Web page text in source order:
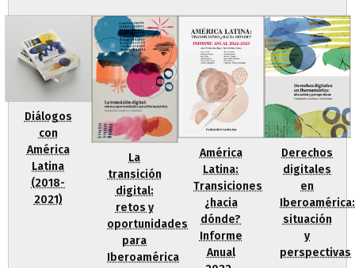
Diálogos
con
América
Latina
(2018-
2021)
La
transición
digital:
retos y
oportunidades
para
Iberoamérica
América
Latina:
Transiciones
¿hacia
dónde?
Informe
Anual
Derechos
digitales
en
Iberoamérica:
situación
y
perspectivas